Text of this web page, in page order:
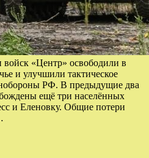
«Центр» освободили в
и улучшили тактическое
РФ. В предыдущие два
ещё три населённых
и Еленовку. Общие потери